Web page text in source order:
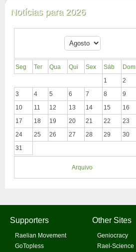
Notícias para 2026
Seg Ter Qua Qui Sex Sáb
Dom
1
2
3
4 5 6 7 8
9
10
11 12 13 14 15
16
17
18 19 20 21 22
23
24
25 26 27 28 29
30
31
Arquivo
Supporters
Raelian Movement
GoTopless
Other Sites
Geniocracy
Rael-Science